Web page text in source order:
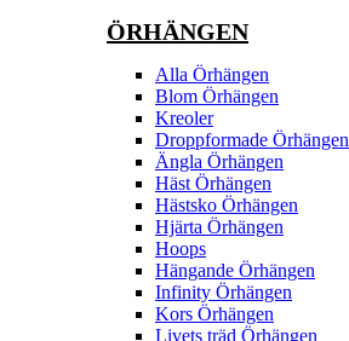
ÖRHÄNGEN
Alla Örhängen
Blom Örhängen
Kreoler
Droppformade Örhängen
Ängla Örhängen
Häst Örhängen
Hästsko Örhängen
Hjärta Örhängen
Hoops
Hängande Örhängen
Infinity Örhängen
Kors Örhängen
Livets träd Örhängen